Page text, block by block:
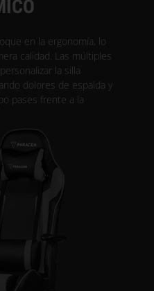
en la ergonomía, lo
calidad. Las múltiples
la silla
dolores de espalda y
pases frente a la